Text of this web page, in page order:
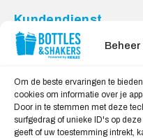
Om de beste ervaringen te
cookies om informatie over je
Door in te stemmen met deze
surfgedrag of unieke ID's op
geeft of uw toestemming intrekt,
Kundendienst
Kontakt
Lieferung & Rücksendungen
Datenschutzbestimmungen
Sicheres Einkaufen
Mein Konto